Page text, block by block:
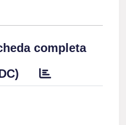
completa